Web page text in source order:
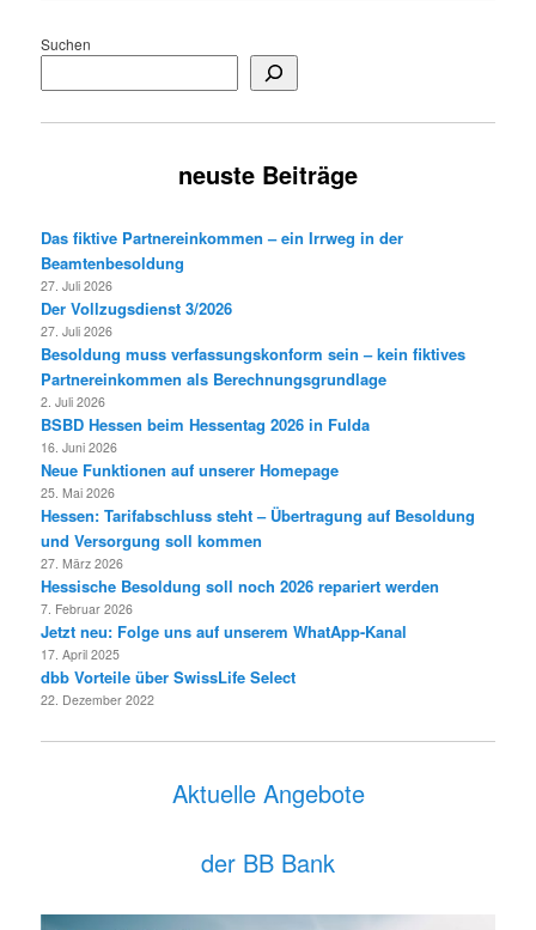
Suchen
neuste Beiträge
Das fiktive Partnereinkommen – ein Irrweg in der
Beamtenbesoldung
27. Juli 2026
Der Vollzugsdienst 3/2026
27. Juli 2026
Besoldung muss verfassungskonform sein – kein fiktives
Partnereinkommen als Berechnungsgrundlage
2. Juli 2026
BSBD Hessen beim Hessentag 2026 in Fulda
16. Juni 2026
Neue Funktionen auf unserer Homepage
25. Mai 2026
Hessen: Tarifabschluss steht – Übertragung auf Besoldung
und Versorgung soll kommen
27. März 2026
Hessische Besoldung soll noch 2026 repariert werden
7. Februar 2026
Jetzt neu: Folge uns auf unserem WhatApp-Kanal
17. April 2025
dbb Vorteile über SwissLife Select
22. Dezember 2022
Aktuelle Angebote
der BB Bank